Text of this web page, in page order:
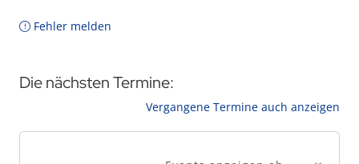
Fehler melden
Die nächsten Termine:
Vergangene Termine auch anzeigen